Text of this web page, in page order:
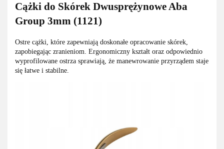
Cążki do Skórek Dwusprężynowe Aba
Group 3mm (1121)
Ostre cążki, które zapewniają doskonałe opracowanie skórek,
zapobiegając zranieniom. Ergonomiczny kształt oraz odpowiednio
wyprofilowane ostrza sprawiają, że manewrowanie przyrządem staje
się łatwe i stabilne.